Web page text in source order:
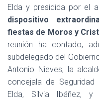
Elda y presidida por el
dispositivo
fiestas de Moros y
reunión ha contado,
subdelegado del
Antonio Nieves; la
concejala de Seguridad
Elda, Silvia Ibáñez,